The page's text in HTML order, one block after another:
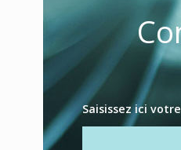
Saisissez ici